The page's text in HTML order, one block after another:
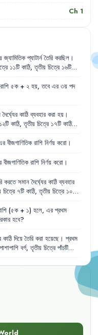
Ch 1
জ্যামিতিক প্যাটার্ন তৈরি করছিল ।
১১টি কাঠি, তৃতীয় চিত্রে ১৬টি
রাশি ৫ক + ২ হয়, তবে এর ৩য় পদ
দৈর্ঘ্যের কাঠি ব্যবহার করা হয় ।
১২টি কাঠি, তৃতীয় চিত্রে ১৭টি কাঠি
বীজগাণিতিক রাশি নির্ণয় করো ।
বীজগাণিতিক রাশি নির্ণয় করো ।
করতে সমান দৈর্ঘ্যের কাঠি ব্যবহার
চিত্রে ৭টি কাঠি, তৃতীয় চিত্রে ১০টি
(৫ক + ১) হলে, এর প্রথম
হবে?
কাঠি দিয়ে তৈরি করা হয়েছে । প্রথম
পাশাপাশি বর্গ, তৃতীয় চিত্রে পাঁচটি